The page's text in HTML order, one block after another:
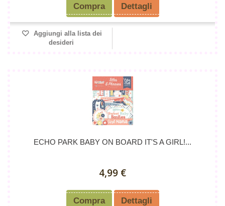
Compra Dettagli
Aggiungi alla lista dei
desideri
ECHO PARK BABY ON BOARD IT'S A GIRL!...
4,99 €
Compra Dettagli